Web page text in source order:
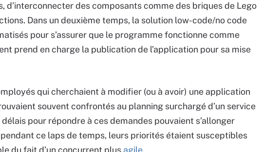
d’interconnecter des composants comme des briques de Lego
Dans un deuxième temps, la solution low-code/no code
pour s’assurer que le programme fonctionne comme
prend en charge la publication de l’application pour sa mise
qui cherchaient à modifier (ou à avoir) une application
souvent confrontés au planning surchargé d’un service
pour répondre à ces demandes pouvaient s’allonger
pendant ce laps de temps, leurs priorités étaient susceptibles
du fait d’un concurrent plus agile.